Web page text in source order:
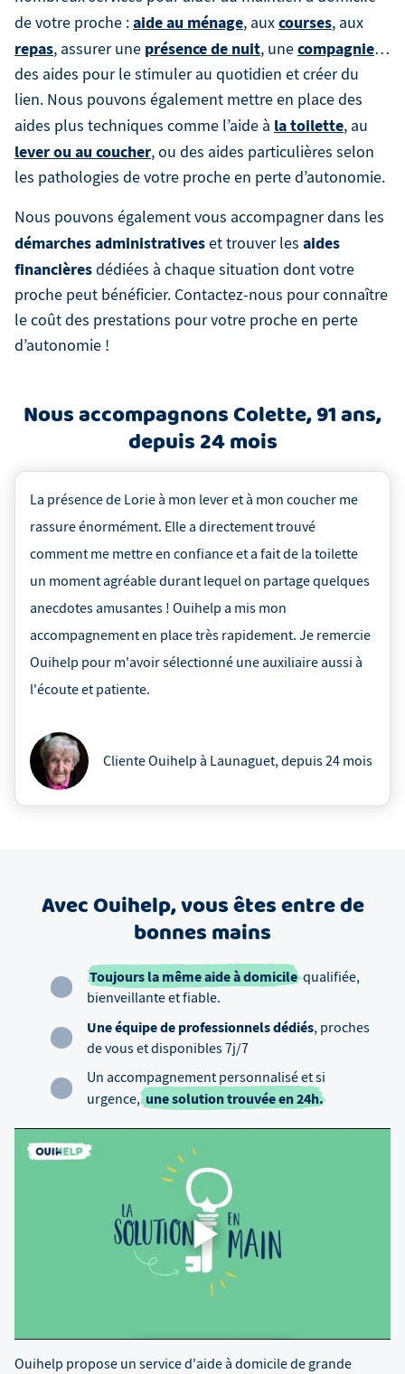
de votre proche :aide au ménage, auxcourses, aux
repas, assurer une présence de nuit, unecompagnie…
des aides pour le stimuler au quotidien et créer du
lien. Nous pouvons également mettre en place des
aides plus techniques comme l’aide à la toilette, au
lever ou au coucher, ou des aides particulières selon
les pathologies de votre proche en perte d’autonomie.
Nous pouvons également vous accompagner dans les
démarches administrativeset trouver les aides
financièresdédiées à chaque situation dont votre
proche peut bénéficier. Contactez-nous pour connaître
le coût des prestations pour votre proche en perte
d’autonomie !
Nous accompagnonsColette,91 ans,
depuis24 mois
La présence de Lorie à mon lever et à mon coucher me
rassure énormément. Elle a directement trouvé
comment me mettre en confiance et a fait de la toilette
un moment agréable durant lequel on partage quelques
anecdotes amusantes ! Ouihelp a mis mon
accompagnement en place très rapidement. Je remercie
Ouihelp pour m'avoir sélectionné une auxiliaire aussi à
l'écoute et patiente.
Cliente Ouihelp à Launaguet, depuis24 mois
Avec Ouihelp, vous êtes entre de
bonnes mains
Toujours la même aide à domicilequalifiée,
bienveillante et fiable.
Une équipe de professionnels dédiés, proches
de vous et disponibles 7j/7
Un accompagnement personnalisé et si
urgence,une solution trouvée en 24h.
Ouihelp propose un service d'aide à domicile de grande